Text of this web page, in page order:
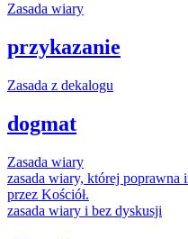
Zasada wiary
przykazanie
Zasada z dekalogu
dogmat
Zasada wiary
zasada wiary, której poprawna
przez Kościół.
zasada wiary i bez dyskusji